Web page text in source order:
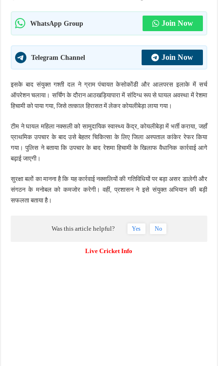
WhatsApp Group Join Now
Telegram Channel Join Now
इसके बाद संयुक्त गश्ती दल ने ग्राम पंचायत केसोकोंडी और आलपरस इलाके में सर्च
ऑपरेशन चलाया। सर्चिंग के दौरान आठखड़ियापारा में संदिग्ध रूप से घायल अवस्था में रेशमा
हिचामी को पाया गया, जिसे तत्काल हिरासत में लेकर कोयलीबेड़ा लाया गया।
टीम ने घायल महिला नक्सली को सामुदायिक स्वास्थ्य केंद्र, कोयलीबेड़ा में भर्ती कराया, जहाँ
प्राथमिक उपचार के बाद उसे बेहतर चिकित्सा के लिए जिला अस्पताल कांकेर रेफर किया
गया। पुलिस ने बताया कि उपचार के बाद रेशमा हिचामी के खिलाफ वैधानिक कार्रवाई आगे
बढ़ाई जाएगी।
सुरक्षा बलों का मानना है कि यह कार्रवाई नक्सलियों की गतिविधियों पर बड़ा असर डालेगी और
संगठन के मनोबल को कमजोर करेगी। वहीं, प्रशासन ने इसे संयुक्त अभियान की बड़ी
सफलता बताया है।
Was this article helpful? Yes No
Live Cricket Info